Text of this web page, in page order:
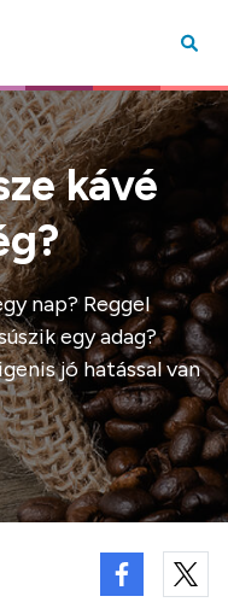
kávé
nap? Reggel
egy adag?
jó hatással van